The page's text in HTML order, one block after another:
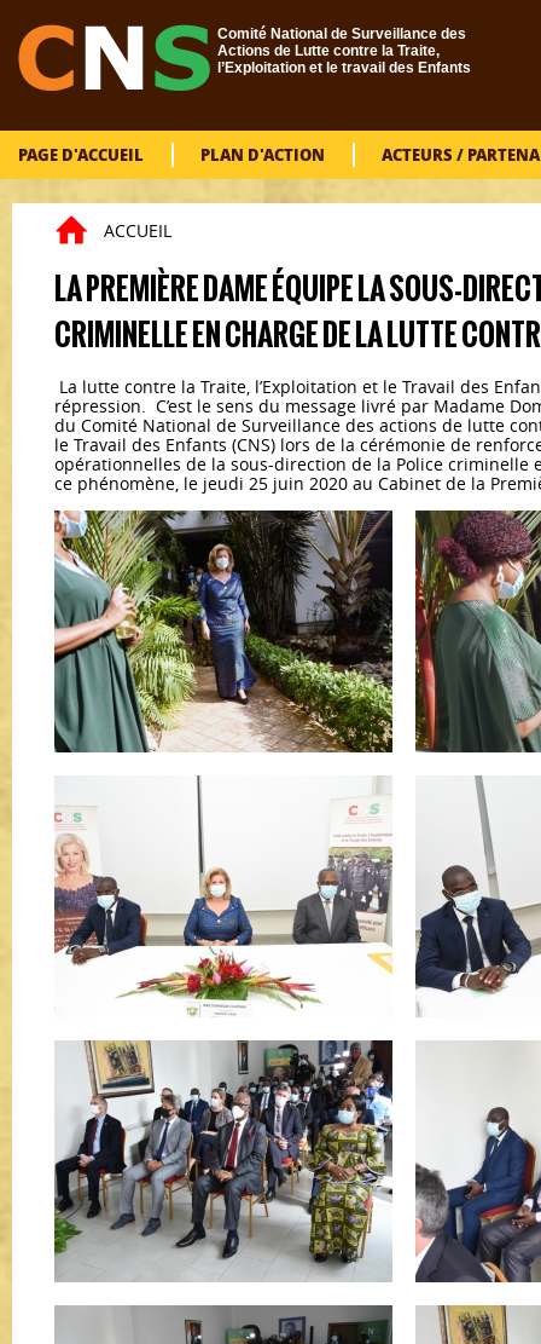
Comité National de Surveillance des
Actions de Lutte contre la Traite,
l’Exploitation et le travail des Enfants
PAGE D'ACCUEIL PLAN D'ACTION ACTEURS /
Vous êtes ici
ACCUEIL
LA PREMIÈRE DAME ÉQUIPE LA SOUS-
CRIMINELLE EN CHARGE DE LA LUTTE
La lutte contre la Traite, l’Exploitation et le Travail des
répression. C’est le sens du message livré par Madame
du Comité National de Surveillance des actions de lutte
le Travail des Enfants (CNS) lors de la cérémonie de
opérationnelles de la sous-direction de la Police criminelle
ce phénomène, le jeudi 25 juin 2020 au Cabinet de la